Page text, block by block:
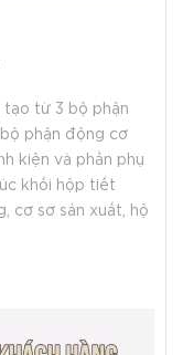
tạo từ 3 bộ phận
bộ phận động cơ
kiện và phần phụ
khối hộp tiết
cơ sơ sản xuất, hộ